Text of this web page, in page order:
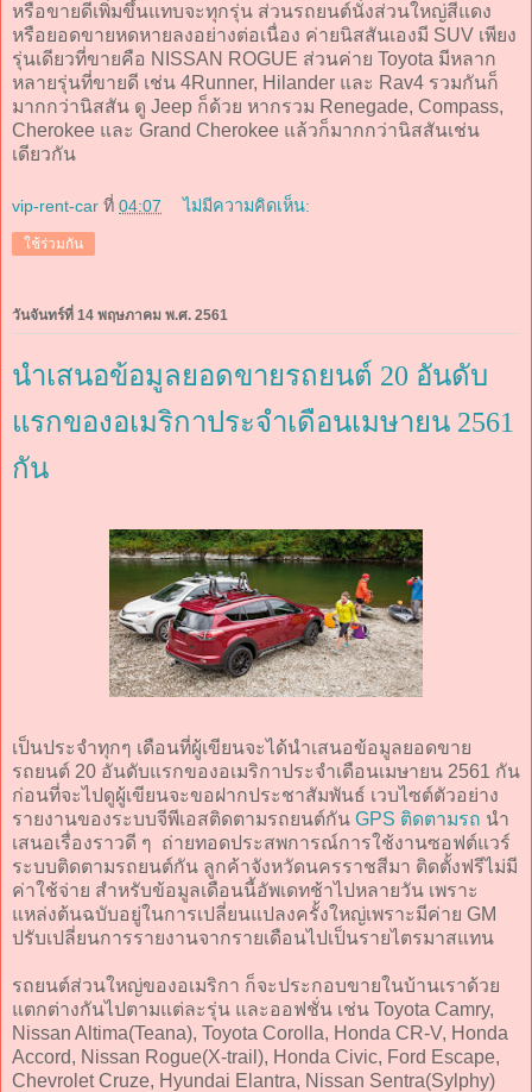
หรือขายดีเพิ่มขึ้นแทบจะทุกรุ่น ส่วนรถยนต์นั่งส่วนใหญ่สีแดง
หรือยอดขายหดหายลงอย่างต่อเนื่อง ค่ายนิสสันเองมี SUV เพียง
รุ่นเดียวที่ขายคือ NISSAN ROGUE ส่วนค่าย Toyota มีหลาก
หลายรุ่นที่ขายดี เช่น 4Runner, Hilander และ Rav4 รวมกันก็
มากกว่านิสสัน ดู Jeep ก็ด้วย หากรวม Renegade, Compass,
Cherokee และ Grand Cherokee แล้วก็มากกว่านิสสันเช่น
เดียวกัน
vip-rent-car ที่ 04:07 ไม่มีความคิดเห็น:
ใช้ร่วมกัน
วันจันทร์ที่ 14 พฤษภาคม พ.ศ. 2561
นำเสนอข้อมูลยอดขายรถยนต์ 20 อันดับ
แรกของอเมริกาประจำเดือนเมษายน 2561
กัน
เป็นประจำทุกๆ เดือนที่ผู้เขียนจะได้นำเสนอข้อมูลยอดขาย
รถยนต์ 20 อันดับแรกของอเมริกาประจำเดือนเมษายน 2561 กัน
ก่อนที่จะไปดูผู้เขียนจะขอฝากประชาสัมพันธ์ เวบไซต์ตัวอย่าง
รายงานของระบบจีพีเอสติดตามรถยนต์กัน GPS ติดตามรถ นำ
เสนอเรื่องราวดี ๆ ถ่ายทอดประสพการณ์การใช้งานซอฟต์แวร์
ระบบติดตามรถยนต์กัน ลูกค้าจังหวัดนครราชสีมา ติดตั้งฟรีไม่มี
ค่าใช้จ่าย สำหรับข้อมูลเดือนนี้อัพเดทช้าไปหลายวัน เพราะ
แหล่งต้นฉบับอยู่ในการเปลี่ยนแปลงครั้งใหญ่เพราะมีค่าย GM
ปรับเปลี่ยนการรายงานจากรายเดือนไปเป็นรายไตรมาสแทน
รถยนต์ส่วนใหญ่ของอเมริกา ก็จะประกอบขายในบ้านเราด้วย
แตกต่างกันไปตามแต่ละรุ่น และออฟชั่น เช่น Toyota Camry,
Nissan Altima(Teana), Toyota Corolla, Honda CR-V, Honda
Accord, Nissan Rogue(X-trail), Honda Civic, Ford Escape,
Chevrolet Cruze, Hyundai Elantra, Nissan Sentra(Sylphy)